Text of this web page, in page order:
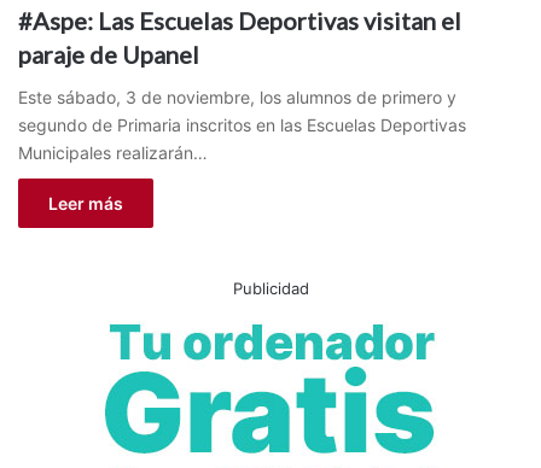
#Aspe: Las Escuelas Deportivas visitan el
paraje de Upanel
Este sábado, 3 de noviembre, los alumnos de primero y
segundo de Primaria inscritos en las Escuelas Deportivas
Municipales realizarán…
Leer más
Publicidad